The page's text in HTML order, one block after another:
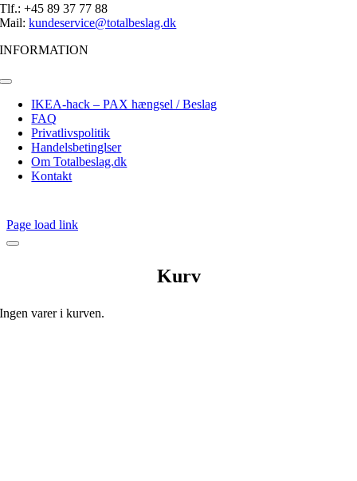
Tlf.: +45 89 37 77 88
Mail:kundeservice@totalbeslag.dk
INFORMATION
Toggle
NavigationIKEA-hack – PAX hængsel / Beslag
FAQ
Privatlivspolitik
Handelsbetinglser
Om Totalbeslag.dk
Kontakt
Page load link
Kurv
Ingen varer i kurven.